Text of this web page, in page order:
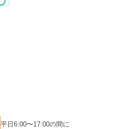
平日6:00〜17:00の間に